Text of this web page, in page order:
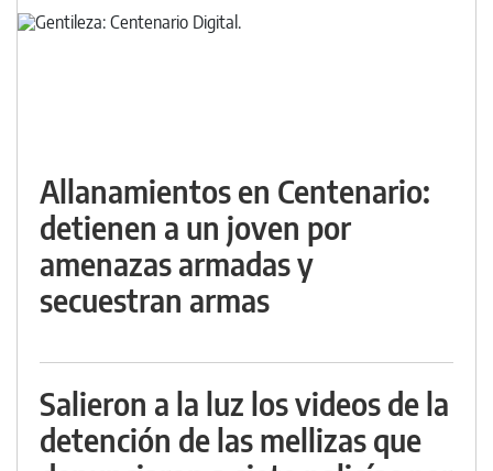
Allanamientos en Centenario:
detienen a un joven por
amenazas armadas y
secuestran armas
Salieron a la luz los videos de la
detención de las mellizas que